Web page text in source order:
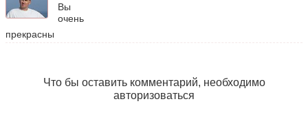
Вы
очень
прекрасны
Что бы оставить комментарий, необходимо
авторизоваться